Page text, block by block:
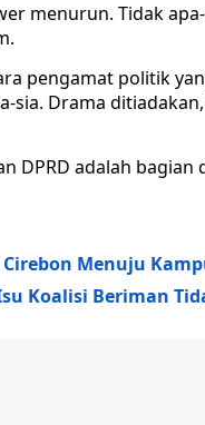
menurun. Tidak
pengamat politik
sia. Drama
DPRD adalah
Menuju
Koalisi Beriman